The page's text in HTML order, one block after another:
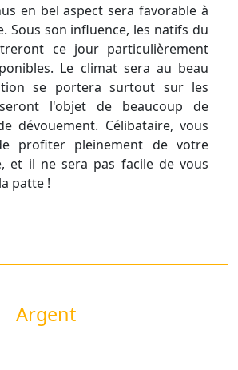
en bel aspect sera favorable à
Sous son influence, les natifs du
ce jour particulièrement
Le climat sera au beau
se portera surtout sur les
l'objet de beaucoup de
dévouement. Célibataire, vous
profiter pleinement de votre
et il ne sera pas facile de vous
patte !
Argent